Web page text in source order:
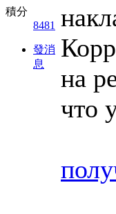
積分
8481
發消
息
на
что